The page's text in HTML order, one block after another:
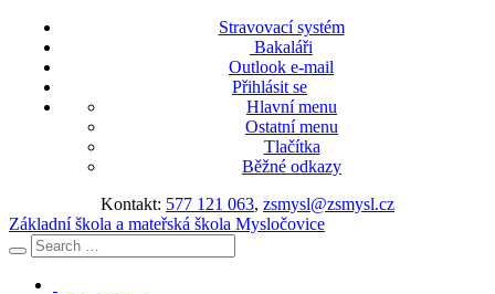
Stravovací systém
Bakaláři
Outlook e-mail
Přihlásit se
Hlavní menu
Ostatní menu
Tlačítka
Běžné odkazy
Kontakt: 577 121 063, zsmysl@zsmysl.cz
Základní škola a mateřská škola Mysločovice